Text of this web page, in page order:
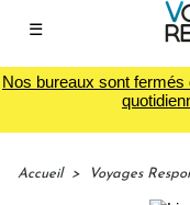
☰
Nos bureaux sont fermés
Accueil > Voyages